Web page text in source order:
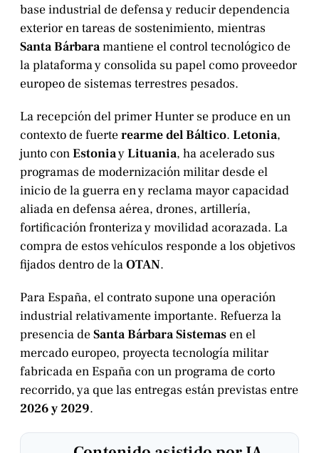
base industrial de defensa y reducir dependencia
exterior en tareas de sostenimiento, mientras
Santa Bárbaramantiene el control tecnológico de
la plataforma y consolida su papel como proveedor
europeo de sistemas terrestres pesados.
La recepción del primer Hunter se produce en un
contexto de fuerterearme del Báltico. Letonia,
junto conEstoniayLituania, ha acelerado sus
programas de modernización militar desde el
inicio de la guerra en y reclama mayor capacidad
aliada en defensa aérea, drones, artillería,
fortificación fronteriza y movilidad acorazada. La
compra de estos vehículos responde a los objetivos
fijados dentro de laOTAN.
Para España, el contrato supone una operación
industrial relativamente importante. Refuerza la
presencia deSanta Bárbara Sistemas en el
mercado europeo, proyecta tecnología militar
fabricada en España con un programa de corto
recorrido, ya que las entregas están previstas entre
2026 y 2029.